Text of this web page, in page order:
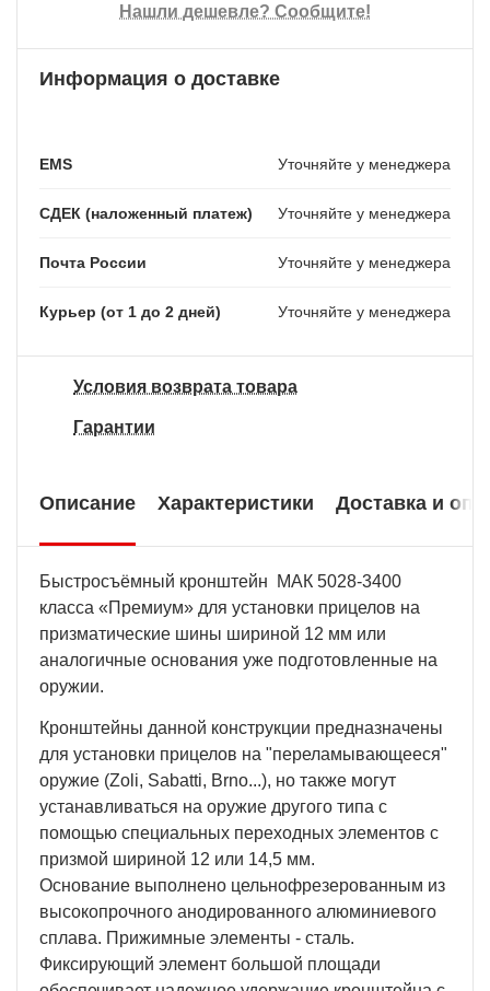
Нашли дешевле? Сообщите!
Информация о доставке
EMS Уточняйте у менеджера
СДЕК (наложенный платеж) Уточняйте у менеджера
Почта России Уточняйте у менеджера
Курьер (от 1 до 2 дней) Уточняйте у менеджера
Условия возврата товара
Гарантии
Описание Характеристики Доставка и
Быстросъёмный кронштейн МАК 5028-3400
класса «Премиум» для установки прицелов на
призматические шины шириной 12 мм или
аналогичные основания уже подготовленные на
оружии.
Кронштейны данной конструкции предназначены
для установки прицелов на "переламывающееся"
оружие (Zoli, Sabatti, Brno...), но также могут
устанавливаться на оружие другого типа с
помощью специальных переходных элементов с
призмой шириной 12 или 14,5 мм.
Основание выполнено цельнофрезерованным из
высокопрочного анодированного алюминиевого
сплава. Прижимные элементы - сталь.
Фиксирующий элемент большой площади